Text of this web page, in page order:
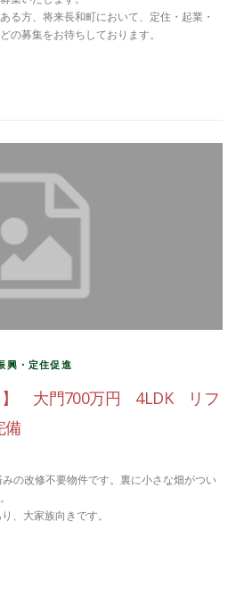
る方、将来長和町において、定住・起業・
の募集をお待ちしております。
興・定住促進
】 大門700万円 4LDK リフ
備
の改修不要物件です。裏に小さな畑がつい
、大家族向きです。